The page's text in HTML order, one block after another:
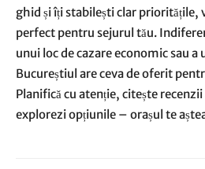
ghid și îți stabilești clar prioritățile,
perfect pentru sejurul tău.
unui loc de cazare economic sau
Bucureștiul are ceva de oferit
Planifică cu atenție, citește
explorezi opțiunile – orașul te